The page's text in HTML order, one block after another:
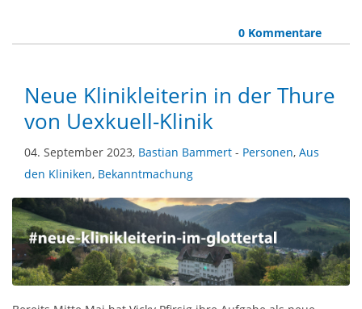
0 Kommentare
Neue Klinikleiterin in der Thure
von Uexkuell-Klinik
04. September 2023, Bastian Bammert - Personen, Aus
den Kliniken, Bekanntmachung